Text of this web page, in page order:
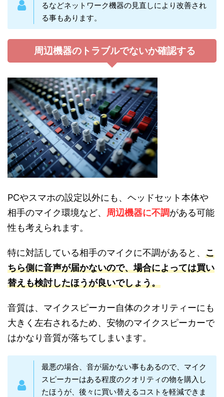
るなどネットワーク機器の見直しにより改善され
る事もあります。
周辺機器のトラブルでないか確認する
PCやスマホの設定以外にも、ヘッドセット本体や
相手のマイク環境など、 周辺機器に不調がある可能
性も考えられます。
特に対話している相手のマイクに不調があると、 こ
ちら側に音声が届かないので、場合によっては買い
替えも検討したほうが良いでしょう。
音質は、マイクスピーカー自体のクオリティーにも
大きく左右されるため、安物のマイクスピーカーで
はかなり音質が落ちてしまいます。
最悪の場合、音が届かない事もあるので、マイク
スピーカーはある程度のクオリティの物を購入し
たほうが、後々に買い替えるコストを軽減できま